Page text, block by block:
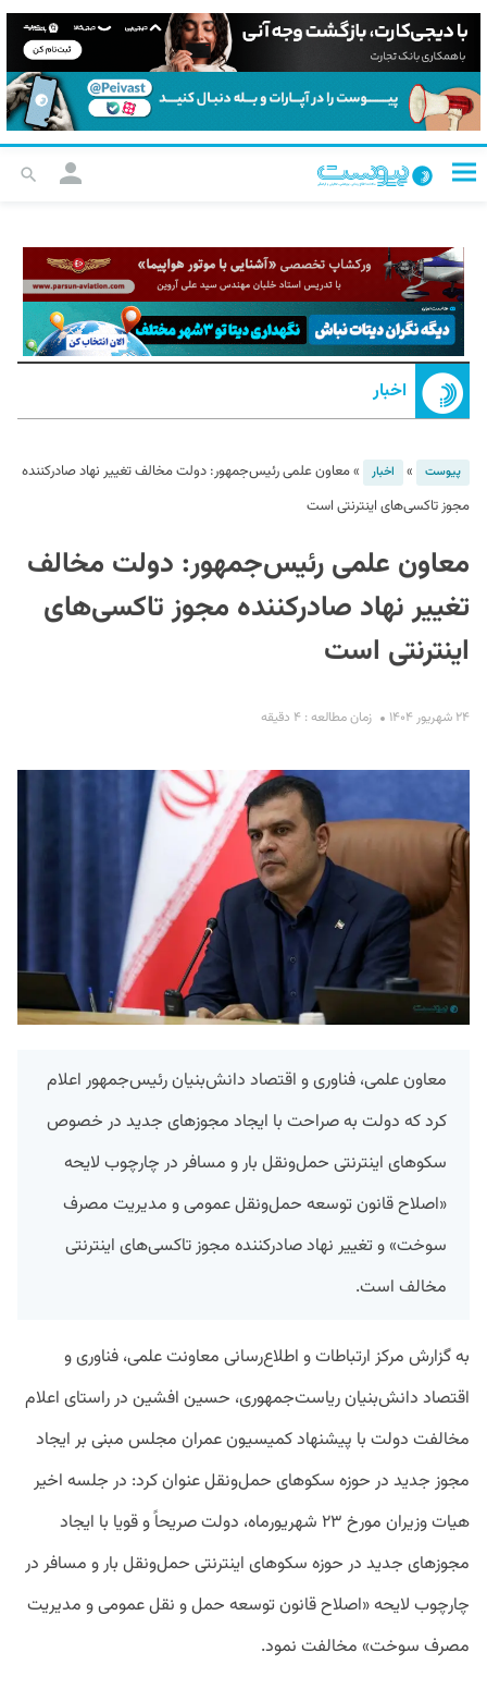
اخبار
پیوست » اخبار »معاون علمی رئیس‌جمهور: دولت مخالف تغییر نهاد صادرکننده
مجوز تاکسی‌های اینترنتی است
معاون علمی رئیس‌جمهور: دولت مخالف
تغییر نهاد صادرکننده مجوز تاکسی‌های
اینترنتی است
۲۴ شهریور ۱۴۰۴ زمان مطالعه : ۴ دقیقه
معاون علمی، فناوری و اقتصاد دانش‌بنیان رئیس‌جمهور اعلام
کرد که دولت به صراحت با ایجاد مجوزهای جدید در خصوص
سکوهای اینترنتی حمل‌ونقل بار و مسافر در چارچوب لایحه
«اصلاح قانون توسعه حمل‌ونقل عمومی و مدیریت مصرف
سوخت» و تغییر نهاد صادرکننده مجوز تاکسی‌های اینترنتی
مخالف است.
به گزارش مرکز ارتباطات و اطلاع‌رسانی معاونت علمی، فناوری و
اقتصاد دانش‌بنیان ریاست‌جمهوری، حسین افشین در راستای اعلام
مخالفت دولت با پیشنهاد کمیسیون عمران مجلس مبنی بر ایجاد
مجوز جدید در حوزه سکوهای حمل‌ونقل عنوان کرد: در جلسه اخیر
هیات وزیران مورخ ۲۳ شهریورماه، دولت صریحاً و قویا با ایجاد
مجوزهای جدید در حوزه سکوهای اینترنتی حمل‌ونقل بار و مسافر در
چارچوب لایحه «اصلاح قانون توسعه حمل و نقل عمومی و مدیریت
مصرف سوخت» مخالفت نمود.